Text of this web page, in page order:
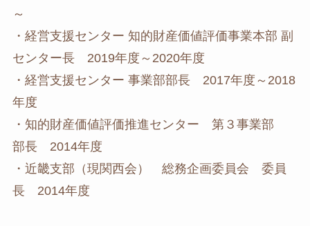
～
・経営支援センター 知的財産価値評価事業本部 副
センター長 2019年度～2020年度
・経営支援センター 事業部部長 2017年度～2018
年度
・知的財産価値評価推進センター 第３事業部
部長 2014年度
・近畿支部（現関西会） 総務企画委員会 委員
長 2014年度